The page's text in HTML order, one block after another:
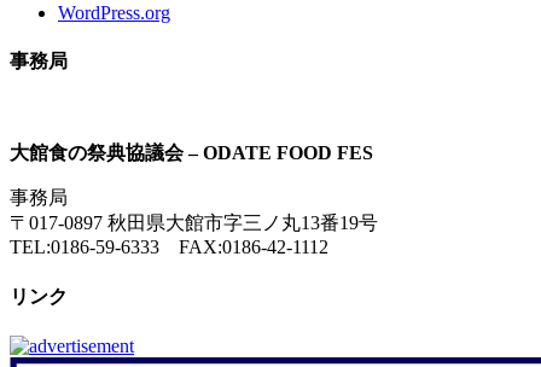
WordPress.org
事務局
大館食の祭典協議会 – ODATE FOOD FES
事務局
〒017-0897 秋田県大館市字三ノ丸13番19号
TEL:0186-59-6333 FAX:0186-42-1112
リンク